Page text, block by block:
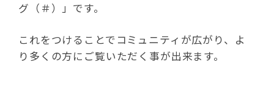
グ（＃）」です。
これをつけることでコミュニティが広がり、よ
り多くの方にご覧いただく事が出来ます。